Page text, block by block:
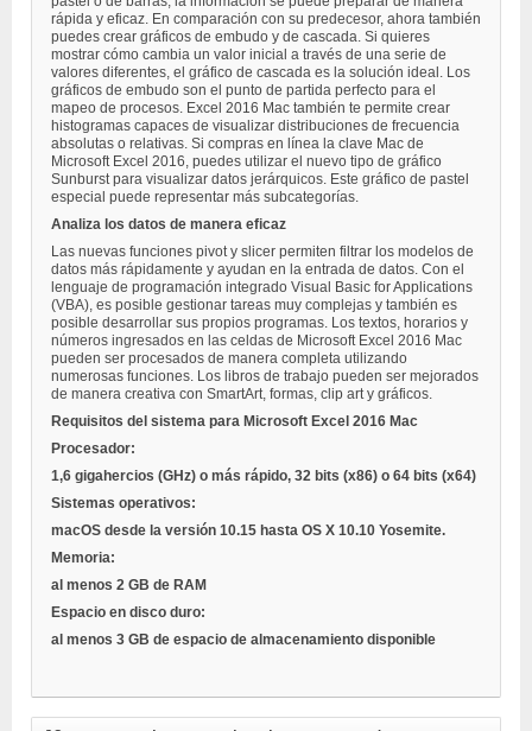
rápida y eficaz. En comparación con su predecesor, ahora también
puedes crear gráficos de embudo y de cascada. Si quieres
mostrar cómo cambia un valor inicial a través de una serie de
valores diferentes, el gráfico de cascada es la solución ideal. Los
gráficos de embudo son el punto de partida perfecto para el
mapeo de procesos. Excel 2016 Mac también te permite crear
histogramas capaces de visualizar distribuciones de frecuencia
absolutas o relativas. Si compras en línea la clave Mac de
Microsoft Excel 2016, puedes utilizar el nuevo tipo de gráfico
Sunburst para visualizar datos jerárquicos. Este gráfico de pastel
especial puede representar más subcategorías.
Analiza los datos de manera eficaz
Las nuevas funciones pivot y slicer permiten filtrar los modelos de
datos más rápidamente y ayudan en la entrada de datos. Con el
lenguaje de programación integrado Visual Basic for Applications
(VBA), es posible gestionar tareas muy complejas y también es
posible desarrollar sus propios programas. Los textos, horarios y
números ingresados en las celdas de Microsoft Excel 2016 Mac
pueden ser procesados de manera completa utilizando
numerosas funciones. Los libros de trabajo pueden ser mejorados
de manera creativa con SmartArt, formas, clip art y gráficos.
Requisitos del sistema para Microsoft Excel 2016 Mac
Procesador:
1,6 gigahercios (GHz) o más rápido, 32 bits (x86) o 64 bits (x64)
Sistemas operativos:
macOS desde la versión 10.15 hasta OS X 10.10 Yosemite.
Memoria:
al menos 2 GB de RAM
Espacio en disco duro:
al menos 3 GB de espacio de almacenamiento disponible